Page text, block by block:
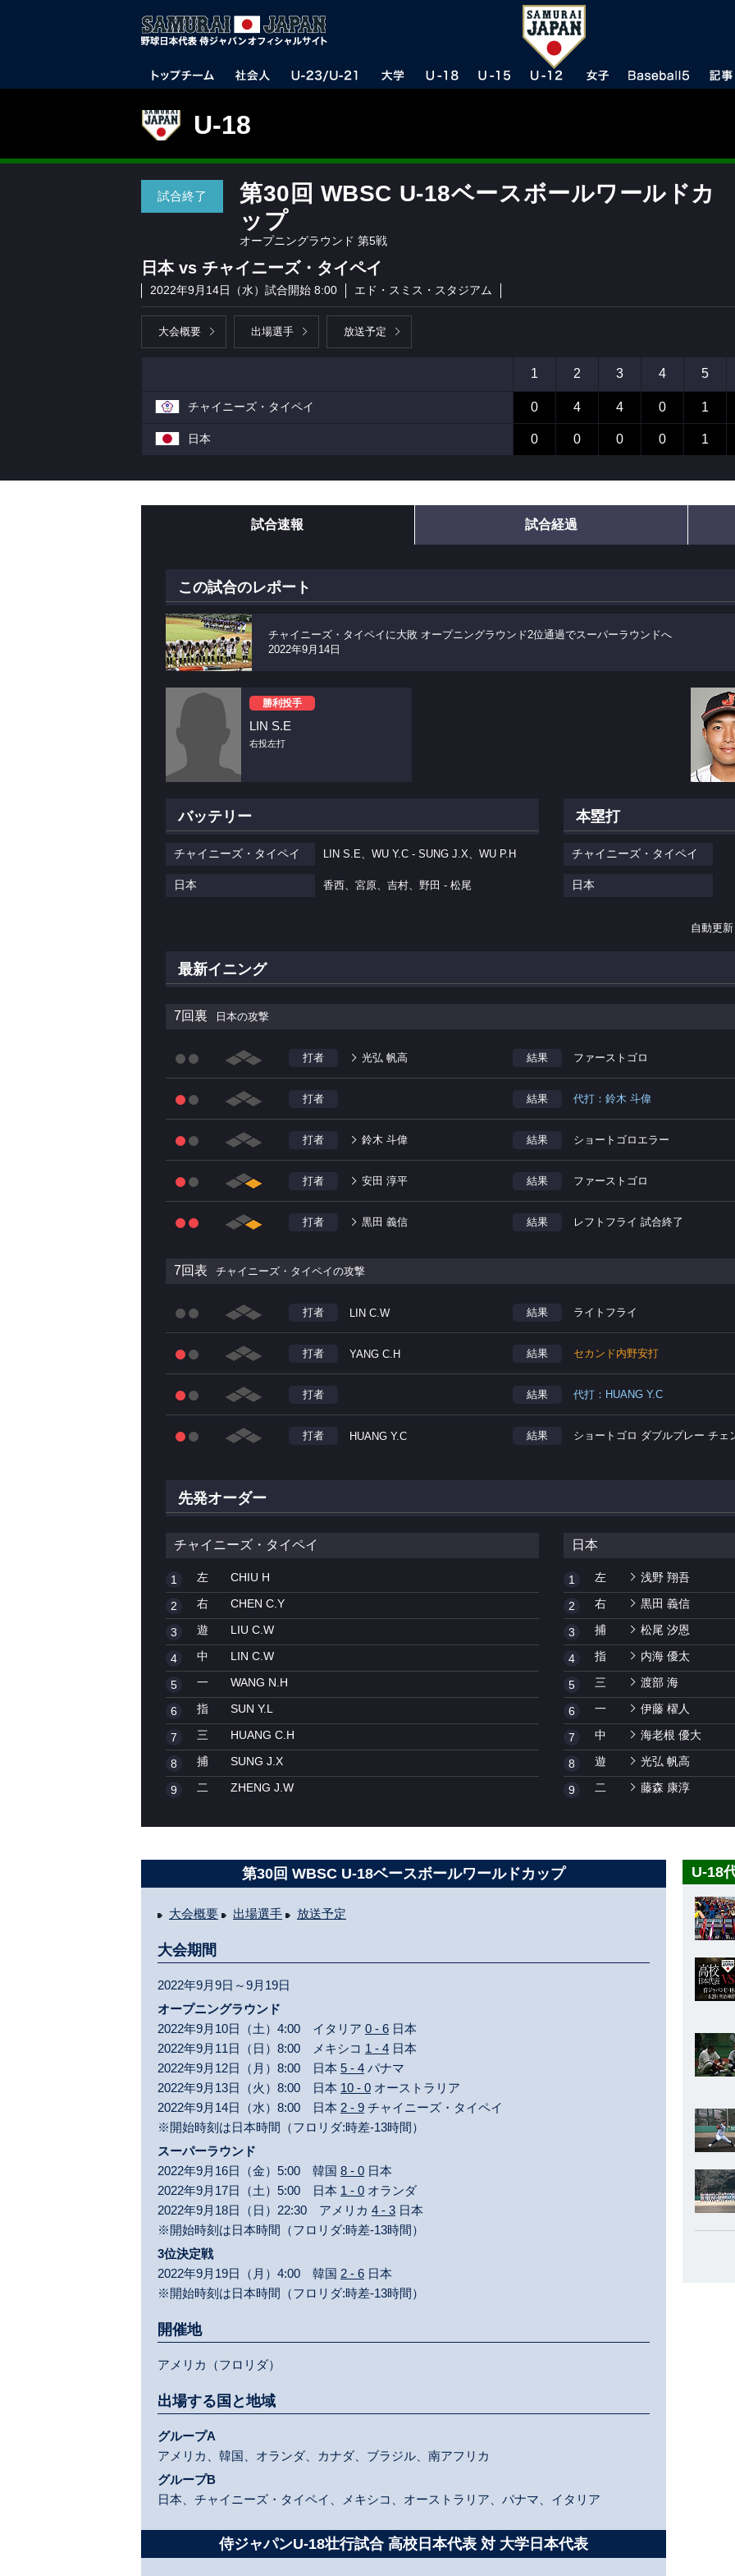
U-18
試合終了
第30回 WBSC U-18ベースボールワールドカ
ップ
オープニングラウンド 第5戦
日本 vs チャイニーズ・タイペイ
2022年9月14日（水）試合開始 8:00 エド・スミス・スタジアム
大会概要 出場選手 放送予定
1 2 3 4 5
チャイニーズ・タイペイ 0 4 4 0 1
日本 0 0 0 0 1
試合速報 試合経過
この試合のレポート
チャイニーズ・タイペイに大敗 オープニングラウンド2位通過でスーパーラウンドへ
2022年9月14日
勝利投手
LIN S.E
右投左打
バッテリー
チャイニーズ・タイペイ LIN S.E、WU Y.C - SUNG J.X、WU P.H
日本 香西、宮原、吉村、野田 - 松尾
本塁打
チャイニーズ・タイペイ
日本
自動更
最新イニング
7回裏 日本の攻撃
打者 光弘 帆高 結果 ファーストゴロ
打者 結果 代打：鈴木 斗偉
打者 鈴木 斗偉 結果 ショートゴロエラー
打者 安田 淳平 結果 ファーストゴロ
打者 黒田 義信 結果 レフトフライ 試合終了
7回表 チャイニーズ・タイペイの攻撃
打者 LIN C.W 結果 ライトフライ
打者 YANG C.H 結果 セカンド内野安打
打者 結果 代打：HUANG Y.C
打者 HUANG Y.C 結果 ショートゴロ ダブルプレー チェ
先発オーダー
チャイニーズ・タイペイ
1 左 CHIU H
2 右 CHEN C.Y
3 遊 LIU C.W
4 中 LIN C.W
5 一 WANG N.H
6 指 SUN Y.L
7 三 HUANG C.H
8 捕 SUNG J.X
9 二 ZHENG J.W
日本
1 左 浅野 翔吾
2 右 黒田 義信
3 捕 松尾 汐恩
4 指 内海 優太
5 三 渡部 海
6 一 伊藤 櫂人
7 中 海老根 優大
8 遊 光弘 帆高
9 二 藤森 康淳
第30回 WBSC U-18ベースボールワールドカップ
大会概要 出場選手 放送予定
大会期間
2022年9月9日～9月19日
オープニングラウンド
2022年9月10日（土）4:00 イタリア 0 - 6 日本
2022年9月11日（日）8:00 メキシコ 1 - 4 日本
2022年9月12日（月）8:00 日本 5 - 4 パナマ
2022年9月13日（火）8:00 日本 10 - 0 オーストラリア
2022年9月14日（水）8:00 日本 2 - 9 チャイニーズ・タイペイ
※開始時刻は日本時間（フロリダ:時差-13時間）
スーパーラウンド
2022年9月16日（金）5:00 韓国 8 - 0 日本
2022年9月17日（土）5:00 日本 1 - 0 オランダ
2022年9月18日（日）22:30 アメリカ 4 - 3 日本
※開始時刻は日本時間（フロリダ:時差-13時間）
3位決定戦
2022年9月19日（月）4:00 韓国 2 - 6 日本
※開始時刻は日本時間（フロリダ:時差-13時間）
開催地
アメリカ（フロリダ）
出場する国と地域
グループA
アメリカ、韓国、オランダ、カナダ、ブラジル、南アフリカ
グループB
日本、チャイニーズ・タイペイ、メキシコ、オーストラリア、パナマ、イタリア
侍ジャパンU-18壮行試合 高校日本代表 対 大学日本代表
U-18